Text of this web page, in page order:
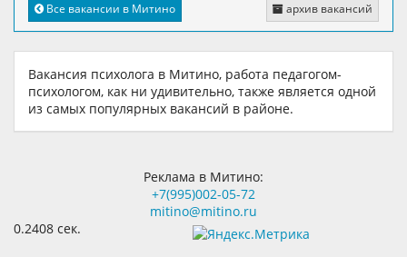
архив вакансий
Все вакансии в Митино
Вакансия психолога в Митино, работа педагогом-
психологом, как ни удивительно, также является одной
из самых популярных вакансий в районе.
Реклама в Митино:
+7(995)002-05-72
mitino@mitino.ru
0.2408 сек.